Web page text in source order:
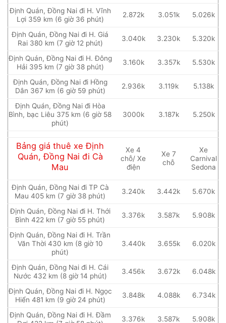
Định Quán, Đồng Nai đi H. Vĩnh
Lợi 359 km (6 giờ 36 phút)
2.872k 3.051k 5.026k
Định Quán, Đồng Nai đi H. Giá
Rai 380 km (7 giờ 12 phút)
3.040k 3.230k 5.320k
Định Quán, Đồng Nai đi H. Đông
Hải 395 km (7 giờ 38 phút)
3.160k 3.357k 5.530k
Định Quán, Đồng Nai đi Hồng
Dân 367 km (6 giờ 59 phút)
2.936k 3.119k 5.138k
Định Quán, Đồng Nai đi Hòa
Bình, bạc Liêu 375 km (6 giờ 58
phút)
3000k 3.187k 5.250k
Bảng giá thuê xe Định
Quán, Đồng Nai đi Cà
Mau
Xe 4
chỗ/ Xe
điện
Xe 7
chỗ
Xe
Carnival
Sedona
Định Quán, Đồng Nai đi TP Cà
Mau 405 km (7 giờ 38 phút)
3.240k 3.442k 5.670k
Định Quán, Đồng Nai đi H. Thới
Bình 422 km (7 giờ 55 phút)
3.376k 3.587k 5.908k
Định Quán, Đồng Nai đi H. Trần
Văn Thời 430 km (8 giờ 10
phút)
3.440k 3.655k 6.020k
Định Quán, Đồng Nai đi H. Cái
Nước 432 km (8 giờ 14 phút)
3.456k 3.672k 6.048k
Định Quán, Đồng Nai đi H. Ngọc
Hiển 481 km (9 giờ 24 phút)
3.848k 4.088k 6.734k
Định Quán, Đồng Nai đi H. Đầm
3.376k 3.587k 5.908k